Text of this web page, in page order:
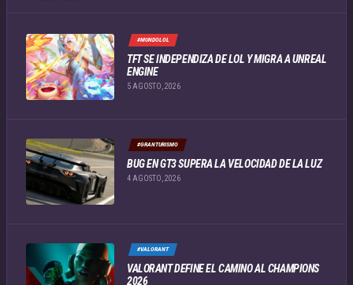
#MUNDOLOL
TFT SE INDEPENDIZA DE LOL Y MIGRA A UNREAL
ENGINE
5 AGOSTO, 2026
#GRANTURISMO
BUG EN GT3 SUPERA LA VELOCIDAD DE LA LUZ
4 AGOSTO, 2026
#VALORANT
VALORANT DEFINE EL CAMINO AL CHAMPIONS
2026